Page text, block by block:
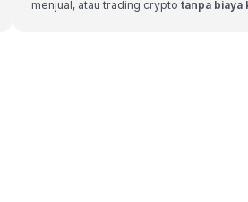
menjual, atau trading crypto tanpa biaya